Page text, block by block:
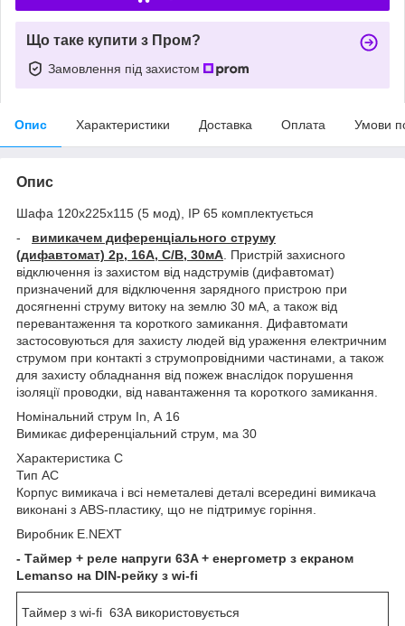
Що таке купити з Пром?
Замовлення під захистом
Опис Характеристики Доставка Оплата Умови
Опис
Шафа 120x225x115 (5 мод), IP 65 комплектується
- вимикачем диференціального струму
(дифавтомат) 2р, 16А, C/B, 30мА . Пристрій захисного
відключення із захистом від надструмів (дифавтомат)
призначений для відключення зарядного пристрою при
досягненні струму витоку на землю 30 мА, а також від
перевантаження та короткого замикання. Дифавтомати
застосовуються для захисту людей від ураження електричним
струмом при контакті з струмопровідними частинами, а також
для захисту обладнання від пожеж внаслідок порушення
ізоляції проводки, від навантаження та короткого замикання.
Номінальний струм In, А 16
Вимикає диференціальний струм, ма 30
Характеристика C
Тип АС
Корпус вимикача і всі неметалеві деталі всередині вимикача
виконані з ABS-пластику, що не підтримує горіння.
Виробник E.NEXT
- Таймер + реле напруги 63A + енергометр з екраном
Lemanso на DIN-рейку з wi-fi
Таймер з wі-fi 63А використовується